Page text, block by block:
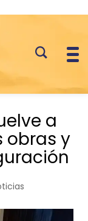
a
obras y